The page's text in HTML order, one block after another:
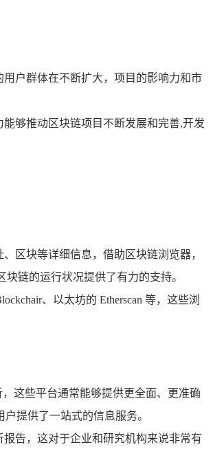
户群体在不断扩大，项目的影响力和市
够推动区块链项目不断发展和完善,开发
区块等详细信息，借助区块链浏览器，
链的运行状况提供了有力的支持。
、以太坊的 Etherscan 等，这些浏
这些平台通常能够提供更全面、更准确
提供了一站式的信息服务。
告，这对于企业和研究机构来说非常有